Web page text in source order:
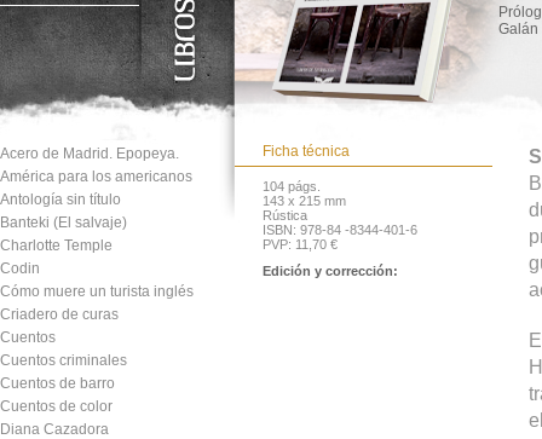
Acero de Madrid. Epopeya.
América para los americanos
Antología sin título
Banteki (El salvaje)
Charlotte Temple
Codin
Cómo muere un turista inglés
Criadero de curas
Cuentos
Cuentos criminales
Cuentos de barro
Cuentos de color
Diana Cazadora
Galán
Ficha técnica
104 págs.
143 x 215 mm
Rústica
ISBN: 978-84 -8344-401-6
PVP: 11,70 €
Edición y corrección: